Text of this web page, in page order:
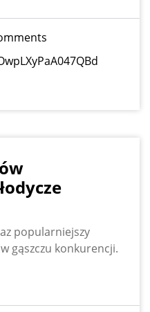
popularniejszy
gąszczu konkurencji.